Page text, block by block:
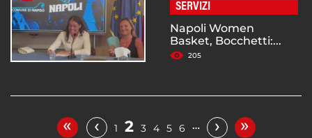
SERVIZI
Napoli Women
Basket, Bocchetti:...
205
« ‹ 1 2 3 4 5 6 … › »